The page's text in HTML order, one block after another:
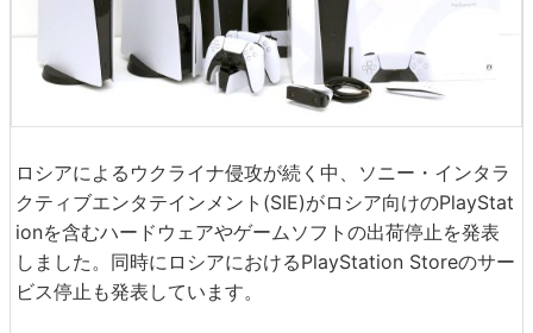
ロシアによるウクライナ侵攻が続く中、ソニー・インタラ
クティブエンタテインメント(SIE)がロシア向けのPlayStat
ionを含むハードウェアやゲームソフトの出荷停止を発表
しました。同時にロシアにおけるPlayStation Storeのサー
ビス停止も発表しています。